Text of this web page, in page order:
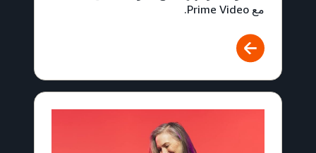
مع Prime Video.